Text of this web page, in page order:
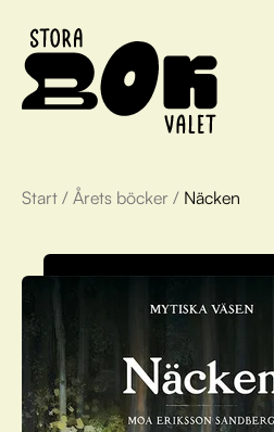
Start / Årets böcker / Näcken